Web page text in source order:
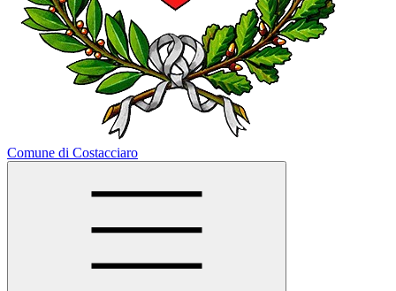
Comune di Costacciaro